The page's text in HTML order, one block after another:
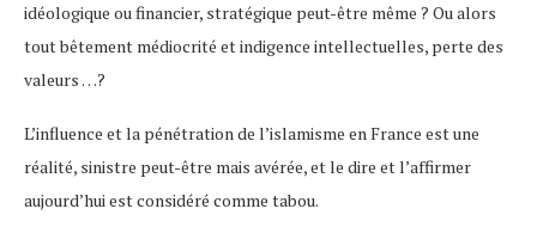
idéologique ou financier, stratégique peut-être même ? Ou alors
tout bêtement médiocrité et indigence intellectuelles, perte des
valeurs …?
L’influence et la pénétration de l’islamisme en France est une
réalité, sinistre peut-être mais avérée, et le dire et l’affirmer
aujourd’hui est considéré comme tabou.